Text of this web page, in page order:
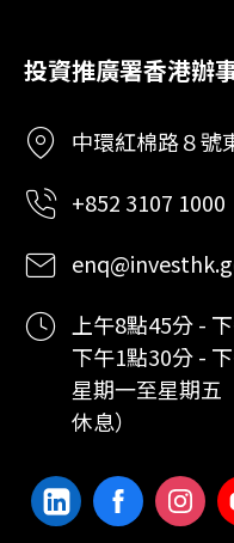
投資推廣署香港辦
中環紅棉路８號
+852 3107 1000
上午8點45分 -
下午1點30分 -
星期一至星期五
休息）